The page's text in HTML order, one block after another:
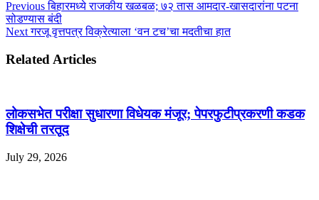
Previousबिहारमध्ये राजकीय खळबळ; ७२ तास आमदार-खासदारांना पटना
सोडण्यास बंदी
Nextगरजू वृत्तपत्र विक्रेत्याला ‘वन टच’चा मदतीचा हात
Related Articles
लोकसभेत परीक्षा सुधारणा विधेयक मंजूर; पेपरफुटीप्रकरणी कडक
शिक्षेची तरतूद
July 29, 2026